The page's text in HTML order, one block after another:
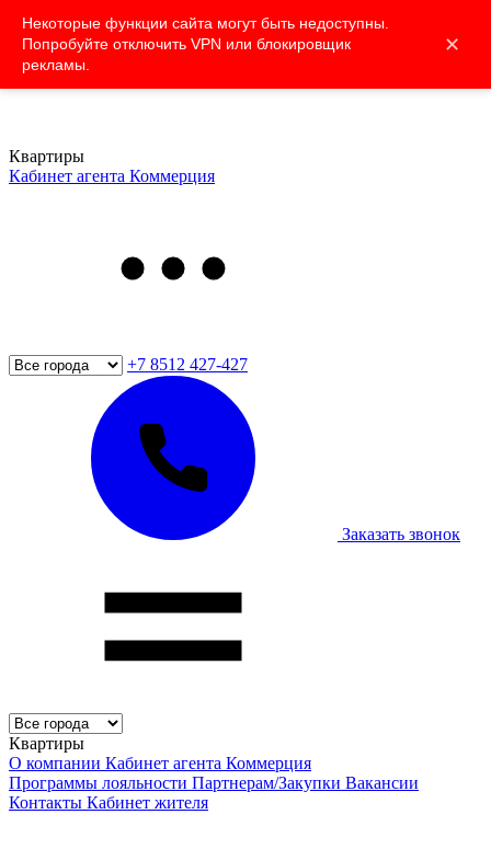
Некоторые функции сайта могут быть недоступны.
Попробуйте отключить VPN или блокировщик
рекламы.
✕
Квартиры
Кабинет агента Коммерция
+7 8512 427-427
Заказать звонок
Квартиры
О компании Кабинет агента Коммерция
Программы лояльности Партнерам/Закупки Вакансии
Контакты Кабинет жителя